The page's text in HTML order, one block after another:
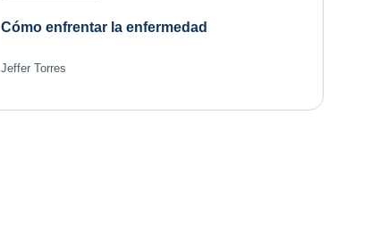
Cómo enfrentar la enfermedad
Jeffer Torres